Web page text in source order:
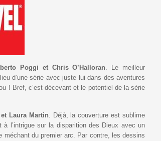
Poggi et Chris O’Halloran. Le meilleur
d’une série avec juste lui dans des aventures
! Bref, c’est décevant et le potentiel de la série
Laura Martin. Déjà, la couverture est sublime
l’intrigue sur la disparition des Dieux avec un
du premier arc. Par contre, les dessins